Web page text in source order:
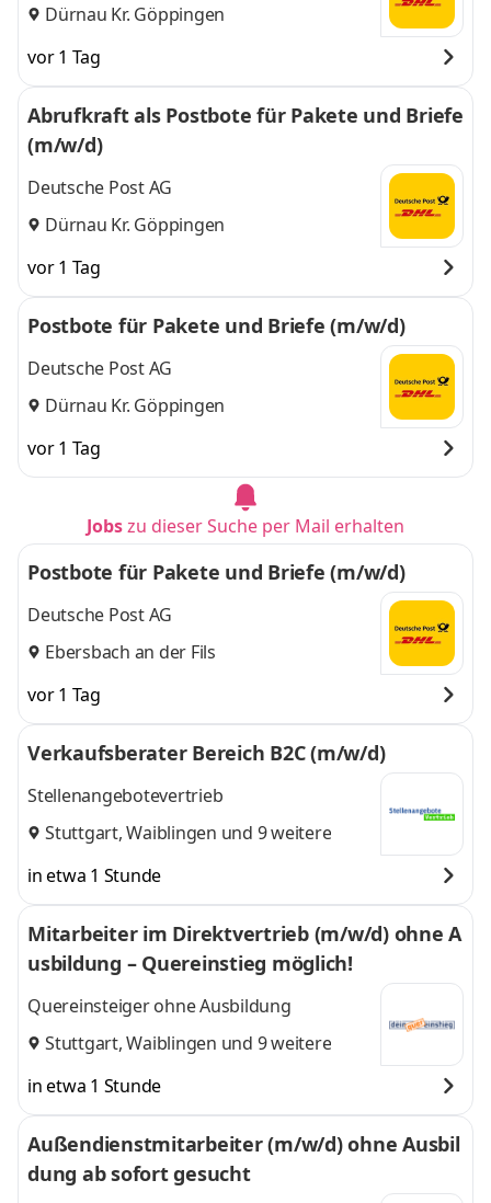
Dürnau Kr. Göppingen
vor 1 Tag
Abrufkraft als Postbote für Pakete und Briefe
(m/w/d)
Deutsche Post AG
Dürnau Kr. Göppingen
vor 1 Tag
Postbote für Pakete und Briefe (m/w/d)
Deutsche Post AG
Dürnau Kr. Göppingen
vor 1 Tag
Jobszu dieser Suche per Mail erhalten
Postbote für Pakete und Briefe (m/w/d)
Deutsche Post AG
Ebersbach an der Fils
vor 1 Tag
Verkaufsberater Bereich B2C (m/w/d)
Stellenangebotevertrieb
Stuttgart,Waiblingen und 9 weitere
in etwa 1 Stunde
Mitarbeiter im Direktvertrieb (m/w/d) ohne A
usbildung – Quereinstieg möglich!
Quereinsteiger ohne Ausbildung
Stuttgart,Waiblingen und 9 weitere
in etwa 1 Stunde
Außendienstmitarbeiter (m/w/d) ohne Ausbil
dung ab sofort gesucht